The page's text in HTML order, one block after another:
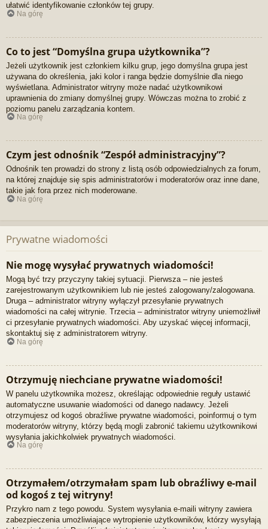
ułatwić identyfikowanie członków tej grupy.
Na górę
Co to jest “Domyślna grupa użytkownika”?
Jeżeli użytkownik jest członkiem kilku grup, jego domyślna grupa jest
używana do określenia, jaki kolor i ranga będzie domyślnie dla niego
wyświetlana. Administrator witryny może nadać użytkownikowi
uprawnienia do zmiany domyślnej grupy. Wówczas można to zrobić z
poziomu panelu zarządzania kontem.
Na górę
Czym jest odnośnik “Zespół administracyjny”?
Odnośnik ten prowadzi do strony z listą osób odpowiedzialnych za forum,
na której znajduje się spis administratorów i moderatorów oraz inne dane,
takie jak fora przez nich moderowane.
Na górę
Prywatne wiadomości
Nie mogę wysyłać prywatnych wiadomości!
Mogą być trzy przyczyny takiej sytuacji. Pierwsza – nie jesteś
zarejestrowanym użytkownikiem lub nie jesteś zalogowany/zalogowana.
Druga – administrator witryny wyłączył przesyłanie prywatnych
wiadomości na całej witrynie. Trzecia – administrator witryny uniemożliwił
ci przesyłanie prywatnych wiadomości. Aby uzyskać więcej informacji,
skontaktuj się z administratorem witryny.
Na górę
Otrzymuję niechciane prywatne wiadomości!
W panelu użytkownika możesz, określając odpowiednie reguły ustawić
automatyczne usuwanie wiadomości od danego nadawcy. Jeżeli
otrzymujesz od kogoś obraźliwe prywatne wiadomości, poinformuj o tym
moderatorów witryny, którzy będą mogli zabronić takiemu użytkownikowi
wysyłania jakichkolwiek prywatnych wiadomości.
Na górę
Otrzymałem/otrzymałam spam lub obraźliwy e-mail
od kogoś z tej witryny!
Przykro nam z tego powodu. System wysyłania e-maili witryny zawiera
zabezpieczenia umożliwiające wytropienie użytkowników, którzy wysyłają